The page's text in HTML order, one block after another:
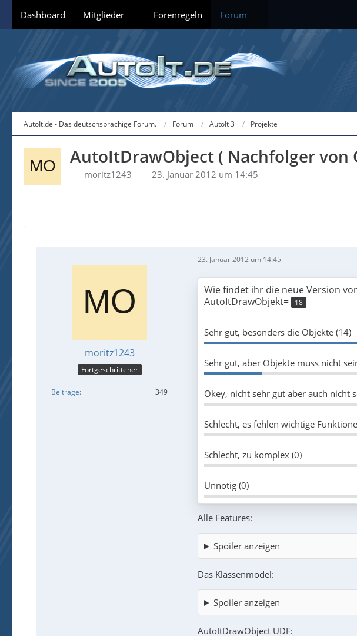
Dashboard Mitglieder Forenregeln Forum
AutoIt.de - Das deutschsprachige Forum. Forum AutoIt 3 Projekte
AutoItDrawObject ( Nachfolger von
moritz1243 23. Januar 2012 um 14:45
moritz1243
Fortgeschrittener
Beiträge 349
23. Januar 2012 um 14:45
Wie findet ihr die neue Version
AutoItDrawObjekt=
18
Sehr gut, besonders die Objekte (14)
Sehr gut, aber Objekte muss nicht
Okey, nicht sehr gut aber auch nicht
Schlecht, es fehlen wichtige
Schlecht, zu komplex (0)
Unnötig (0)
Alle Features:
Spoiler anzeigen
Das Klassenmodel:
Spoiler anzeigen
AutoItDrawObject UDF: